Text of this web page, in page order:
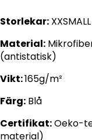
Storlekar:
Material:
(antistatisk)
Vikt:165g/m²
Färg: Blå
Certifikat:Oeko-
material)